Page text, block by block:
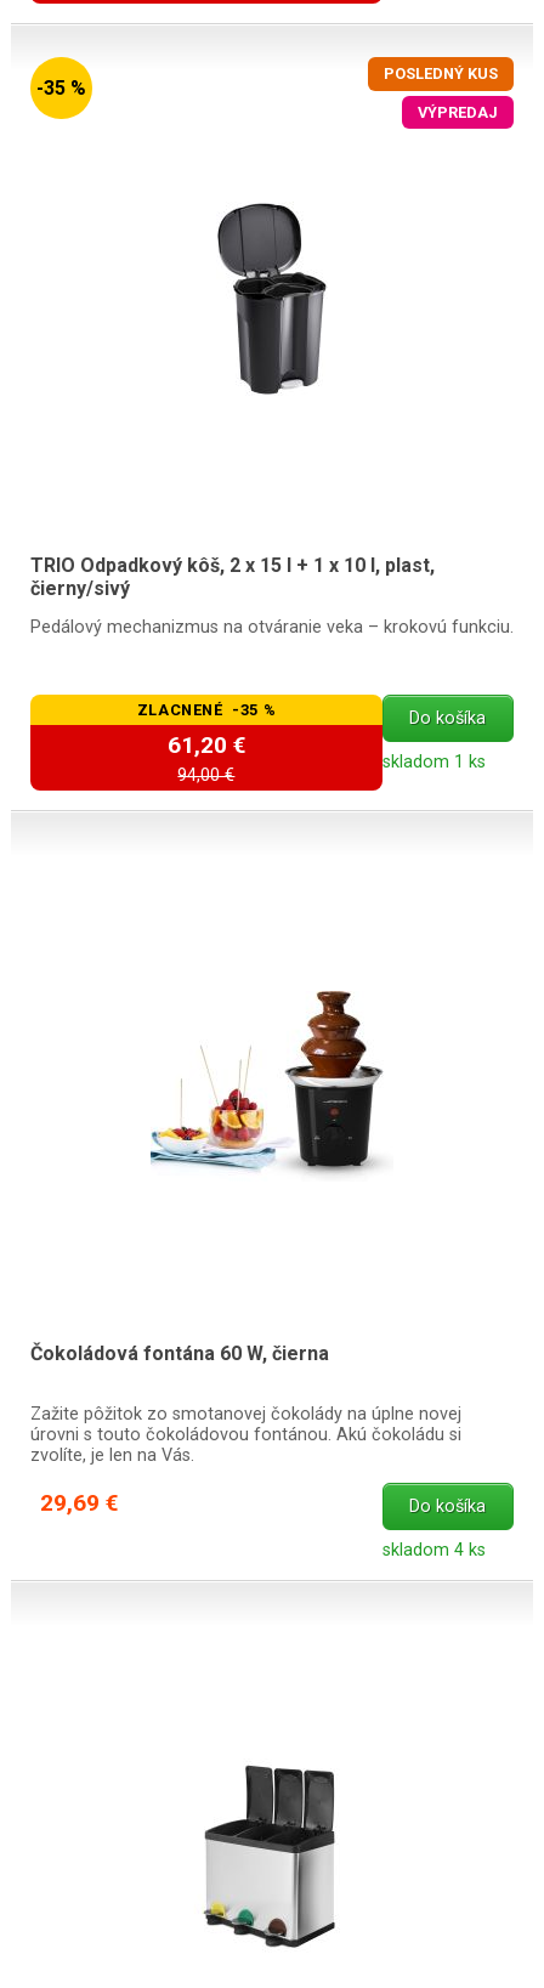
-35 %
POSLEDNÝ KUS
VÝPREDAJ
TRIO Odpadkový kôš, 2 x 15 l + 1 x 10 l, plast,
čierny/sivý
Pedálový mechanizmus na otváranie veka – krokovú funkciu.
ZLACNENÉ -35 %
61,20 €
94,00 €
Do košíka
skladom 1 ks
Čokoládová fontána 60 W, čierna
Zažite pôžitok zo smotanovej čokolády na úplne novej
úrovni s touto čokoládovou fontánou. Akú čokoládu si
zvolíte, je len na Vás.
29,69 € Do košíka
skladom 4 ks